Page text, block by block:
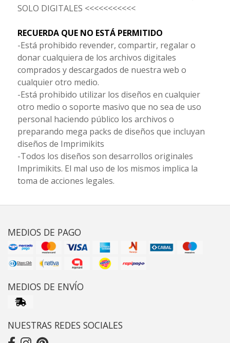
SOLO DIGITALES <<<<<<<<<<<
RECUERDA QUE NO ESTÁ PERMITIDO
-Está prohibido revender, compartir, regalar o
donar cualquiera de los archivos digitales
comprados y descargados de nuestra web o
cualquier otro medio.
-Está prohibido utilizar los diseños en cualquier
otro medio o soporte masivo que no sea de uso
personal haciendo público los archivos o
preparando mega packs de diseños que incluyan
diseños de Imprimikits
-Todos los diseños son desarrollos originales
Imprimikits. El mal uso de los mismos implica la
toma de acciones legales.
MEDIOS DE PAGO
MEDIOS DE ENVÍO
NUESTRAS REDES SOCIALES